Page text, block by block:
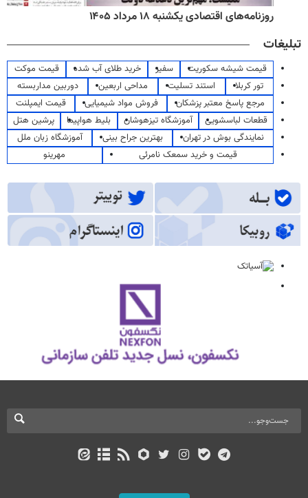
روزنامه‌های اقتصادی یکشنبه ۱۸ مرداد ۱۴۰۵
تبلیغات
قیمت شیشه سکوریت سفیر خرید طلای آب شده
قیمت موکت
تور کربلا
استند تسلیت مداحی اربعین
دوربین مداربسته
مرجع پاسخ معتبر پزشکان
فروش مواد شیمیایی
قیمت ایمپلنت
قطعات لباسشویی
آموزشگاه تیزهوشان بلیط هواپیما
پرشین هتل
نمایندگی بوش در تهران
بهترین جراح بینی
آموزشگاه زبان ملل
قیمت و خرید سمعک نامرئی
مهرینو